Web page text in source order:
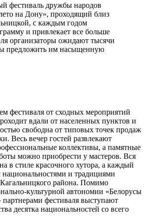
фестиваль дружбы народов
на Дону», проходящий близ
с каждым годом
и привлекает все больше
организаторы ожидают тысячи
предложить им насыщенную
фестиваля от сходных мероприятий
вдали от населенных пунктов и
свободна от типовых точек продаж
Весь вечер гостей развлекают
коллективы, а памятные
можно приобрести у мастеров. Вся
в стиле красочного хутора, а каждый
национальностями и традициями
района. Помимо
культурной автономии «Белорусы
партнерами фестиваля выступают
десятка национальностей со всего